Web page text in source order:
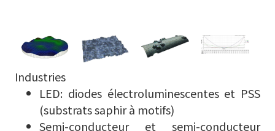
Industries
LED: diodes électroluminescentes et PSS
(substrats saphir à motifs)
Semi-conducteur et semi-conducteur